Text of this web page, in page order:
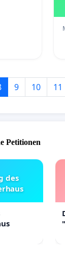
9 10 11
Petitionen
des